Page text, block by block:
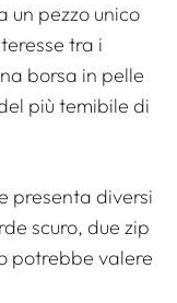
un pezzo unico
tra i
borsa in pelle
più temibile di
presenta diversi
scuro, due zip
potrebbe valere